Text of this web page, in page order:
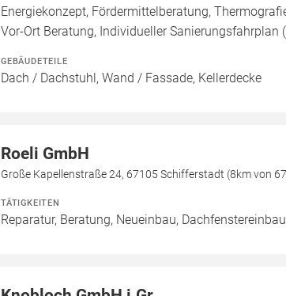
Energiekonzept, Fördermittelberatung,
Vor-Ort Beratung, Individueller Sanierungsfahrplan
GEBÄUDETEILE
Dach / Dachstuhl, Wand / Fassade, Kellerdecke
Roeli GmbH
Große Kapellenstraße 24, 67105 Schifferstadt (8km von
TÄTIGKEITEN
Reparatur, Beratung, Neueinbau,